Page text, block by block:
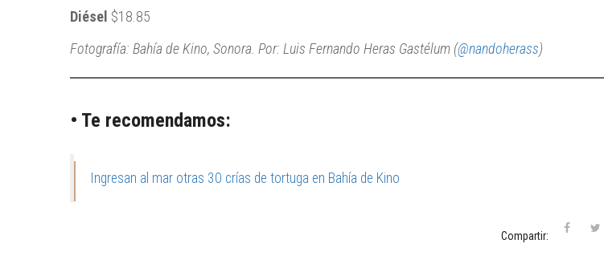
Diésel $18.85
Fotografía: Bahía de Kino, Sonora. Por: Luis Fernando Heras Gastélum (@nandoherass)
• Te recomendamos:
Ingresan al mar otras 30 crías de tortuga en Bahía de Kino
Compartir: